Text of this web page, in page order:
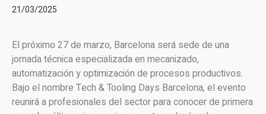
21/03/2025
El próximo 27 de marzo, Barcelona será sede de una
jornada técnica especializada en mecanizado,
automatización y optimización de procesos productivos.
Bajo el nombre Tech & Tooling Days Barcelona, el evento
reunirá a profesionales del sector para conocer de primera